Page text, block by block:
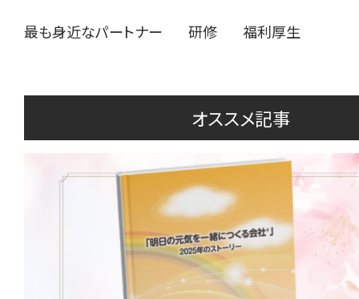
最も身近なパートナー 研修 福利厚生
オススメ記事